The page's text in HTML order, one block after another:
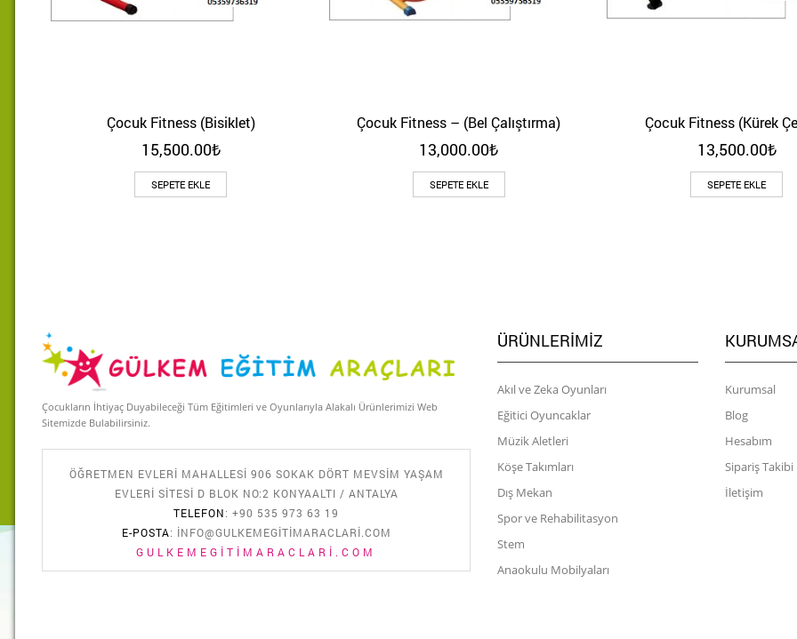
Hızlı Bakış
Çocuk Fitness (Bisiklet)
15,500.00₺
SEPETE EKLE
Hızlı Bakış
Çocuk Fitness – (Bel Çalıştırma)
13,000.00₺
SEPETE EKLE
Hızlı Bakış
Çocuk Fitness (Kürek
13,500.00₺
SEPETE EKLE
Çocukların İhtiyaç Duyabileceği Tüm Eğitimleri ve Oyunlarıyla Alakalı Ürünlerimizi Web
Sitemizde Bulabilirsiniz.
ÖĞRETMEN EVLERI MAHALLESI 906 SOKAK DÖRT MEVSIM YAŞAM
EVLERI SITESI D BLOK NO:2 KONYAALTI / ANTALYA
TELEFON: +90 535 973 63 19
E-POSTA: INFO@GULKEMEGITIMARACLARI.COM
GULKEMEGITIMARACLARI.COM
ÜRÜNLERIMIZ
Akıl ve Zeka Oyunları
Eğitici Oyuncaklar
Müzik Aletleri
Köşe Takımları
Dış Mekan
Spor ve Rehabilitasyon
Stem
Anaokulu Mobilyaları
Kurumsal
Blog
Hesabım
Sipariş Takibi
İletişim